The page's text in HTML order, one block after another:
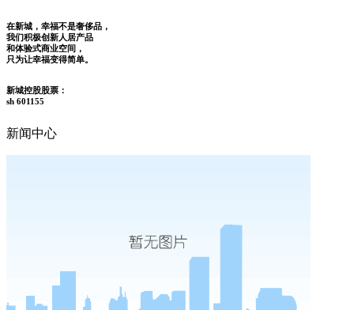
在新城，幸福不是奢侈品，
我们积极创新人居产品
和体验式商业空间，
只为让幸福变得简单。
新城控股股票：
sh 601155
新闻中心